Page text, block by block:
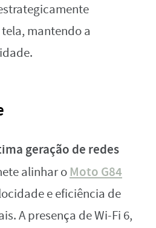
mantendo a
geração de redes
alinhar o Moto G84
e eficiência de
A presença de Wi-Fi 6,